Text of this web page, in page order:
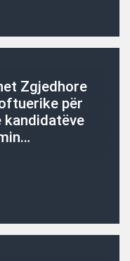
Zgjedhore
për